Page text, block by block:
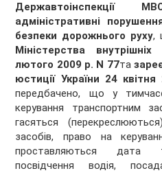
Державтоінспекції
адміністративні
безпеки дорожнього руху,
Міністерства
лютого 2009 р. N 77та
юстиції України 24
передбачено, що у
керування транспортним
гасяться
засобів, право на
проставляються дата
посвідчення водія,